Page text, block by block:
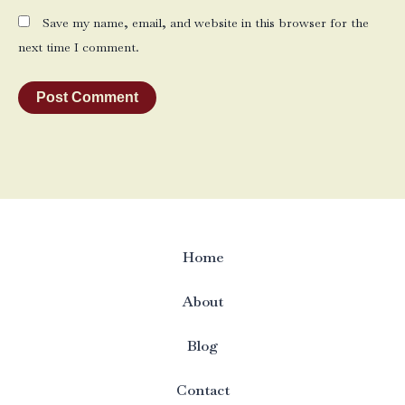
Save my name, email, and website in this browser for the
next time I comment.
Home
About
Blog
Contact